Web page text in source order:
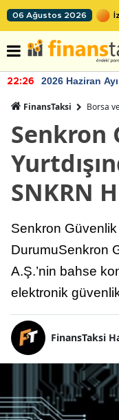
06 Ağustos 2026
22:26 2026 Haziran
FinansTaksi Borsa
Senkron
SNKRN
Senkron
DurumuSenkron
A.Ş.’nin bahse
elektronik
FinansTaksi